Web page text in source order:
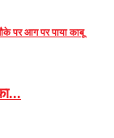
पर आग पर पाया काबू